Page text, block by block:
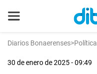
Diarios Bonaerenses>Política
30 de enero de 2025 - 09:49